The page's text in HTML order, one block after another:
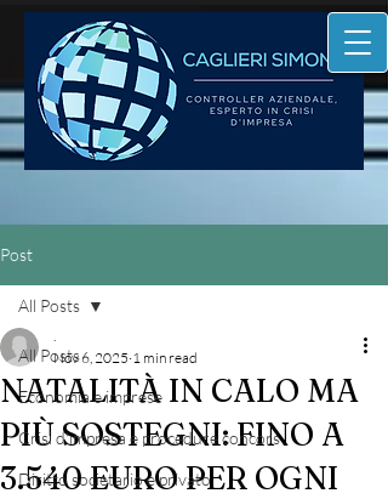
Post
All Posts
Economia e imprese
Crisi d'impresa e procedure concors
Diritto societario e privato
All Posts
NATALITÀ IN CALO MA
PIÙ SOSTEGNI: FINO A
3.540 EURO PER OGNI
.
Nov 6, 2025 1 min read